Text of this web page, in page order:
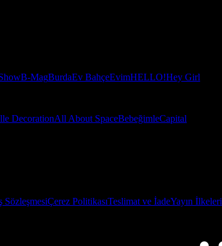
B-MagBurdaEv BahçeEvimHELLO!Hey Girl
DecorationAll About SpaceBebeğimleCapital
SözleşmesiÇerez PolitikasıTeslimat ve İadeYayın İlkeleri